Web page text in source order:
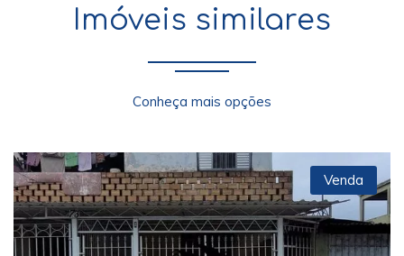
Imóveis similares
Conheça mais opções
Venda